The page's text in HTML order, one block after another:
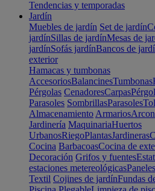
Tendencias y temporadas
Jardín
Muebles de jardín Set de jardín
jardínSillas de jardínMesas de
jardínSofás jardínBancos de
exterior
Hamacas y tumbonas
AccesoriosBalancinesTumbonas
Pérgolas CenadoresCarpas
Parasoles SombrillasParasoles
Almacenamiento Armarios
Jardinería MaquinariaHuertos
UrbanosRiegoPlantasJardineras
Cocina BarbacoasCocina de
Decoración Grifos y fuentes
estaciones metereológicasPaneles
Textil Cojines de jardínFundas